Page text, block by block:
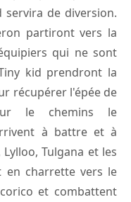
servira de diversion.
partiront vers la
qui ne sont
kid prendront la
récupérer l'épée de
le chemins le
à battre et à
Tulgana et les
en charrette vers le
et combattent